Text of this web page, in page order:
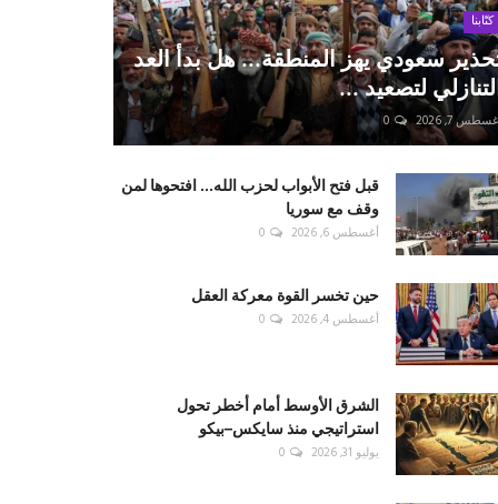
كتّابنا
سعودي يهز المنطقة... هل بدأ العد
لتصعيد ...
7, 2026
0
قبل فتح الأبواب لحزب الله... افتحوها لمن
وقف مع سوريا
أغسطس 6, 2026 0
حين تخسر القوة معركة العقل
أغسطس 4, 2026 0
الشرق الأوسط أمام أخطر تحول
استراتيجي منذ سايكس–بيكو
يوليو 31, 2026 0